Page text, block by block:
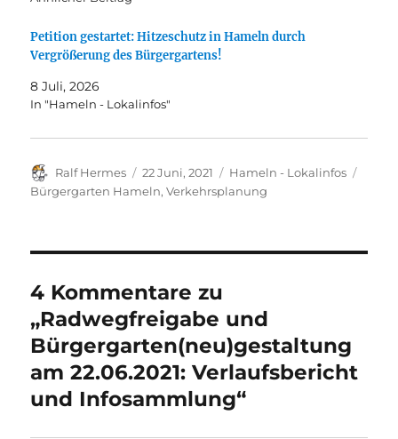
Petition gestartet: Hitzeschutz in Hameln durch
Vergrößerung des Bürgergartens!
8 Juli, 2026
In "Hameln - Lokalinfos"
Autor
Ralf Hermes
Veröffentlicht
am
22 Juni, 2021 Kategorien
Hameln - Lokalinfos
Bürgergarten Hameln,Verkehrsplanung
4 Kommentare zu
„Radwegfreigabe und
Bürgergarten(neu)gestaltung
am 22.06.2021: Verlaufsbericht
und Infosammlung“